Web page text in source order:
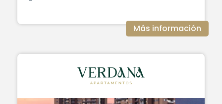
Más información